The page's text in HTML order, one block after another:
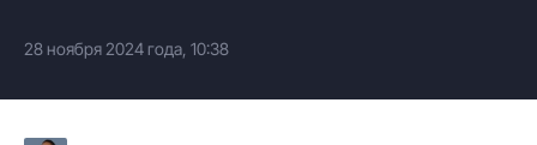
28 ноября 2024 года, 10:38